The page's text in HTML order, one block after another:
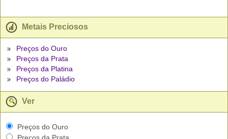
Metais Preciosos
Preços do Ouro
Preços da Prata
Preços da Platina
Preços do Paládio
Ver
Preços do Ouro